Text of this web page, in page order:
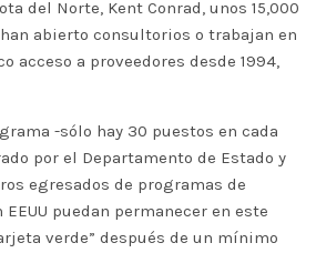
del Norte, Kent Conrad, unos 15,000
abierto consultorios o trabajan en
acceso a proveedores desde 1994,
-sólo hay 30 puestos en cada
por el Departamento de Estado y
egresados de programas de
puedan permanecer en este
verde” después de un mínimo